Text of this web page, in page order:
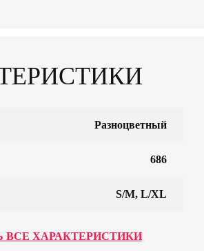
Разноцветный
686
S/M, L/XL
ВСЕ ХАРАКТЕРИСТИКИ